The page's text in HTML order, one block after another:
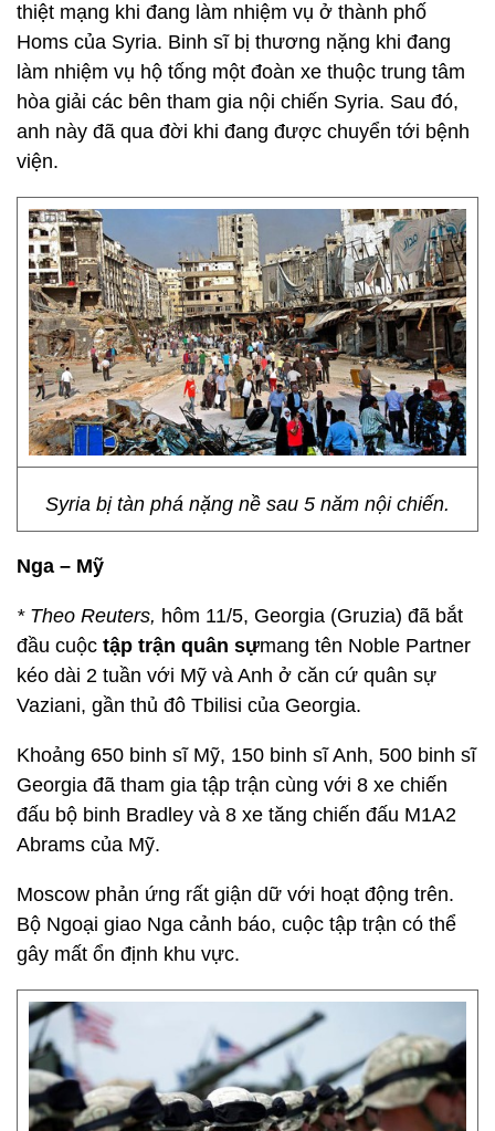
thiệt mạng khi đang làm nhiệm vụ ở thành phố
Homs của Syria. Binh sĩ bị thương nặng khi đang
làm nhiệm vụ hộ tống một đoàn xe thuộc trung tâm
hòa giải các bên tham gia nội chiến Syria. Sau đó,
anh này đã qua đời khi đang được chuyển tới bệnh
viện.
Syria bị tàn phá nặng nề sau 5 năm nội chiến.
Nga – Mỹ
* Theo Reuters, hôm 11/5, Georgia (Gruzia) đã bắt
đầu cuộc tập trận quân sựmang tên Noble Partner
kéo dài 2 tuần với Mỹ và Anh ở căn cứ quân sự
Vaziani, gần thủ đô Tbilisi của Georgia.
Khoảng 650 binh sĩ Mỹ, 150 binh sĩ Anh, 500 binh sĩ
Georgia đã tham gia tập trận cùng với 8 xe chiến
đấu bộ binh Bradley và 8 xe tăng chiến đấu M1A2
Abrams của Mỹ.
Moscow phản ứng rất giận dữ với hoạt động trên.
Bộ Ngoại giao Nga cảnh báo, cuộc tập trận có thể
gây mất ổn định khu vực.